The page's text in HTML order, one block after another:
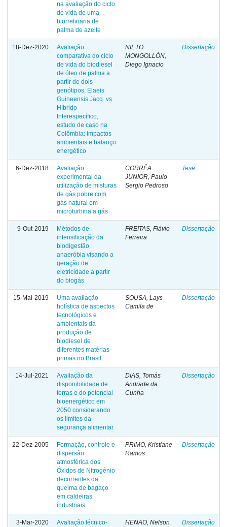
na avaliação do ciclo
de vida de uma
biorrefinaria de
palma de azeite
18-Dez-2020
Avaliação
comparativa do ciclo
de vida do biodiesel
de óleo de palma a
partir de dois
genótipos, Elaeis
Guineensis Jacq. vs
Híbrido
Interespecífico,
estudo de caso na
Colômbia: impactos
ambientais e balanço
energético
NIETO
MONGOLLÓN,
Diego Ignacio
Dissertação
6-Dez-2018
Avaliação
experimental da
utilização de misturas
de gás pobre com
gás natural em
microturbina a gás
CORRÊA
JUNIOR, Paulo
Sergio Pedroso
Tese
9-Out-2019
Métodos de
intensificação da
biodigestão
anaeróbia visando a
geração de
eletricidade a partir
do biogás
FREITAS, Flávio
Ferreira
Dissertação
15-Mai-2019
Uma avaliação
holística de aspectos
tecnológicos e
ambientais da
produção de
biodiesel de
diferentes matérias-
primas no Brasil
SOUSA, Lays
Camila de
Dissertação
14-Jul-2021
Avaliação da
disponibilidade de
terras e do potencial
bioenergético em
2050 considerando
os limites da
segurança alimentar
DIAS, Tomás
Andrade da
Cunha
Dissertação
22-Dez-2005
Formação, controle e
dispersão
atmosférica dos
Óxidos de Nitrogênio
decorrentes da
queima de bagaço
em caldeiras
industriais
PRIMO, Kristiane
Ramos
Dissertação
3-Mar-2020
Avaliação técnico-
HENAO, Nelson
Dissertação